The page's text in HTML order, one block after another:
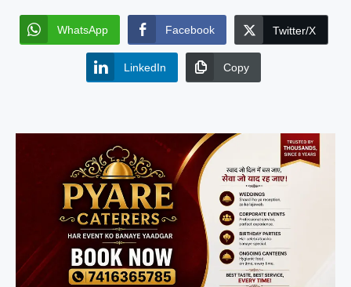
WhatsApp Facebook Twitter/X
LinkedIn Copy